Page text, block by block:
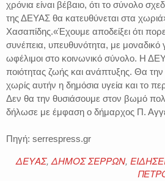
χρόνια είναι βέβαιο, ότι το σύνολο
της ΔΕΥΑΣ θα κατευθύνεται στα
Χασαπίδης.«Έχουμε αποδείξει ότι
συνέπεια, υπευθυνότητα, με
ωφέλιμοι στο κοινωνικό σύνολο. Η
ποιότητας ζωής και ανάπτυξης. Θα την
χωρίς αυτήν η δημόσια υγεία και το
Δεν θα την θυσιάσουμε στον βωμό
δήλωσε με έμφαση ο δήμαρχος Π.
Πηγή: serrespress.gr
ΔΕΥΑΣ, ΔΗΜΟΣ ΣΕΡΡΩΝ,